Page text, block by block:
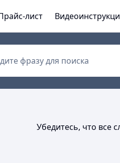
лист
фразу для поиска
Убедитесь, что все